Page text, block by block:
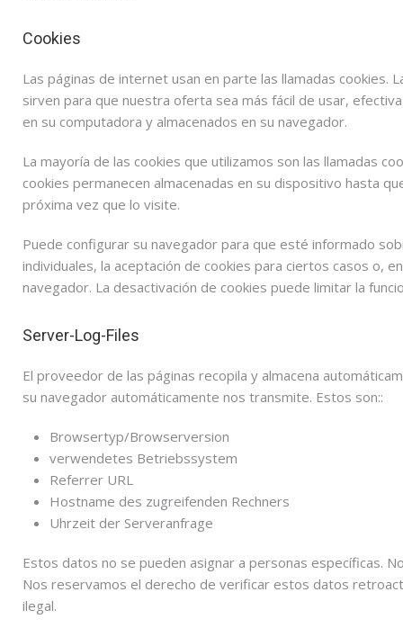
Cookies
Las páginas de internet usan en parte las llamadas cookies.
sirven para que nuestra oferta sea más fácil de usar,
en su computadora y almacenados en su navegador.
La mayoría de las cookies que utilizamos son las llamadas
cookies permanecen almacenadas en su dispositivo hasta
próxima vez que lo visite.
Puede configurar su navegador para que esté informado
individuales, la aceptación de cookies para ciertos casos o,
navegador. La desactivación de cookies puede limitar la
Server-Log-Files
El proveedor de las páginas recopila y almacena
su navegador automáticamente nos transmite. Estos son::
Browsertyp/Browserversion
verwendetes Betriebssystem
Referrer URL
Hostname des zugreifenden Rechners
Uhrzeit der Serveranfrage
Estos datos no se pueden asignar a personas específicas.
Nos reservamos el derecho de verificar estos datos
ilegal.